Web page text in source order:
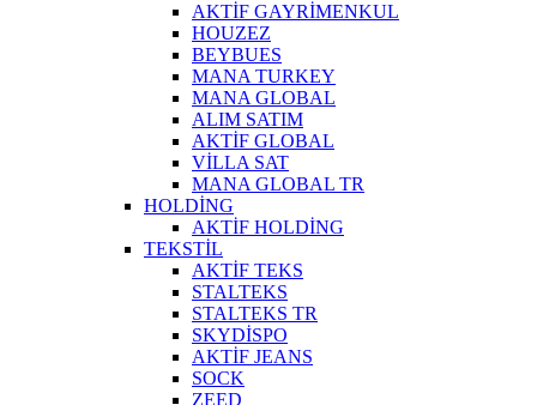
AKTİF GAYRİMENKUL
HOUZEZ
BEYBUES
MANA TURKEY
MANA GLOBAL
ALIM SATIM
AKTİF GLOBAL
VİLLA SAT
MANA GLOBAL TR
HOLDİNG
AKTİF HOLDİNG
TEKSTİL
AKTİF TEKS
STALTEKS
STALTEKS TR
SKYDİSPO
AKTİF JEANS
SOCK
ZEED